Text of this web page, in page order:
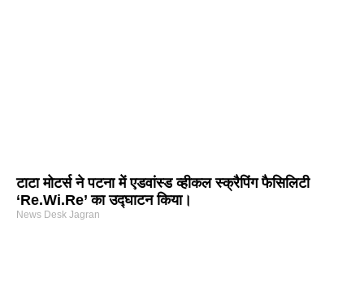
टाटा मोटर्स ने पटना में एडवांस्ड व्हीकल स्क्रैपिंग फैसिलिटी
‘Re.Wi.Re’ का उद्घाटन किया।
News Desk Jagran